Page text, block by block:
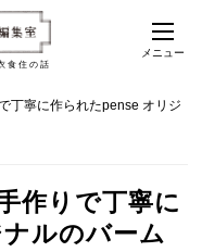
食住の話
メニュー
丁寧に作られたpense オリジ
作りで丁寧に
ルのバーム